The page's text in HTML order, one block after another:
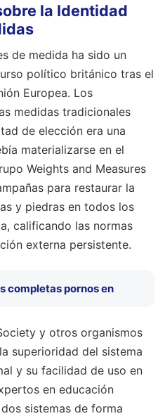
la Identidad
de medida ha sido un
político británico tras el
Europea. Los
medidas tradicionales
de elección era una
materializarse en el
Weights and Measures
para restaurar la
y piedras en todos los
calificando las normas
externa persistente.
completas pornos en
y otros organismos
superioridad del sistema
y su facilidad de uso en
en educación
sistemas de forma